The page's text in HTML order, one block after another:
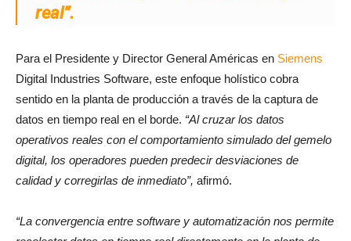
real”.
Para el Presidente y Director General Américas en Siemens
Digital Industries Software, este enfoque holístico cobra
sentido en la planta de producción a través de la captura de
datos en tiempo real en el borde. “Al cruzar los datos
operativos reales con el comportamiento simulado del gemelo
digital, los operadores pueden predecir desviaciones de
calidad y corregirlas de inmediato”, afirmó.
“La convergencia entre software y automatización nos permite